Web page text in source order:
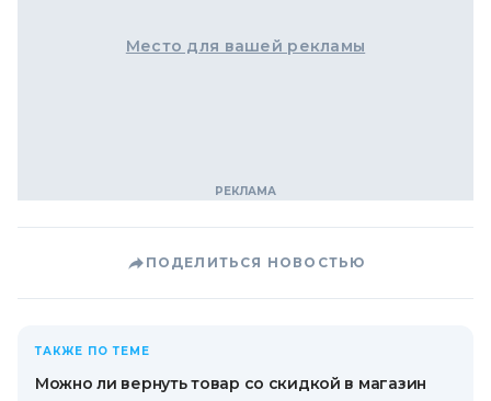
Место для вашей рекламы
ПОДЕЛИТЬСЯ НОВОСТЬЮ
ТАКЖЕ ПО ТЕМЕ
Можно ли вернуть товар со скидкой в ​​магазин